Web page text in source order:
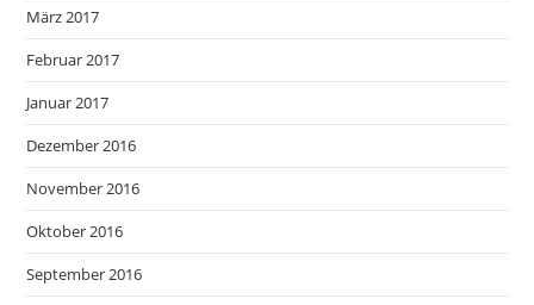
März 2017
Februar 2017
Januar 2017
Dezember 2016
November 2016
Oktober 2016
September 2016